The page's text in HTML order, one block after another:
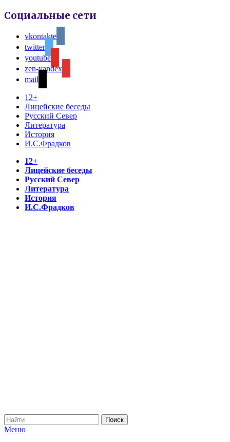
Социальные сети
vkontakte
twitter
youtube
zen-yandex
mail
12+
Лицейские беседы
Русский Север
Литература
История
И.С.Фрадков
12+
Лицейские беседы
Русский Север
Литература
История
И.С.Фрадков
Меню